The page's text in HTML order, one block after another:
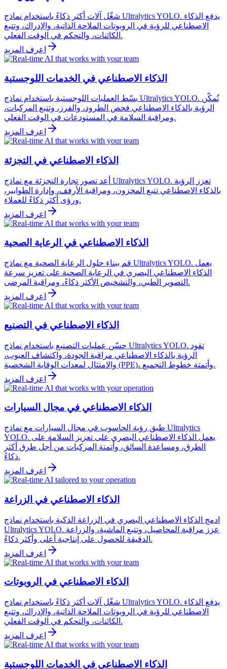
شغّل آلات أكثر ذكاءً باستخدام نماذج Ultralytics YOLO. يدفع الذكاء
الاصطناعي للرؤية في الروبوتات الملاحة الذاتية، والإدراك، وتتبع
الكائنات، والتحكم في الوقت الفعلي.
اعرف المزيد
الذكاء الاصطناعي في الخدمات اللوجستية
بسّط العمليات اللوجستية باستخدام نماذج Ultralytics YOLO. تُمكّن
الرؤية بالذكاء الاصطناعي فحص الطرود، والفرز، وتتبع المركبات،
ومراقبة السلامة في المستودعات في الوقت الفعلي.
اعرف المزيد
الذكاء الاصطناعي في التجزئة
أعد تصور تجارة التجزئة مع نماذج Ultralytics YOLO. تعزز الرؤية
بالذكاء الاصطناعي تتبع المخزون، ومراقبة الأرفف، وإدارة الطوابير،
ورؤى أكثر ذكاءً للعملاء.
اعرف المزيد
الذكاء الاصطناعي في الرعاية الصحية
قم ببناء حلول الرعاية الصحية مع نماذج Ultralytics YOLO. يعمل
الذكاء الاصطناعي البصري في الرعاية الصحية على تعزيز سرعة
التصوير الطبي، والتشخيص الأكثر ذكاءً، ومراقبة المرضى.
اعرف المزيد
الذكاء الاصطناعي في التصنيع
حسّن عمليات التصنيع باستخدام نماذج Ultralytics YOLO. تقود
الرؤية بالذكاء الاصطناعي مراقبة الجودة، واكتشاف العيوب،
والامتثال لمعدات الوقاية الشخصية (PPE)، وأتمتة خطوط التجميع.
اعرف المزيد
الذكاء الاصطناعي في مجال السيارات
طبق رؤية الحاسوب في مجال السيارات مع نماذج Ultralytics
YOLO. يعمل الذكاء الاصطناعي البصري على تعزيز السلامة على
الطرق، ومساعدة السائق، وأتمتة المركبات من أجل طرق أكثر
ذكاءً.
اعرف المزيد
الذكاء الاصطناعي في الزراعة
ادمج الذكاء الاصطناعي البصري في الزراعة الذكية باستخدام نماذج
Ultralytics YOLO. عزز مراقبة المحاصيل، وتتبع الماشية، والزراعة
الدقيقة للحصول على إنتاجية أعلى وأكثر ذكاءً.
اعرف المزيد
الذكاء الاصطناعي في الروبوتات
شغّل آلات أكثر ذكاءً باستخدام نماذج Ultralytics YOLO. يدفع الذكاء
الاصطناعي للرؤية في الروبوتات الملاحة الذاتية، والإدراك، وتتبع
الكائنات، والتحكم في الوقت الفعلي.
اعرف المزيد
الذكاء الاصطناعي في الخدمات اللوجستية